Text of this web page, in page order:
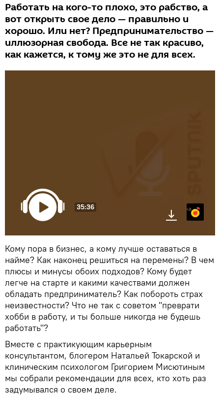
Работать на кого-то плохо, это рабство, а
вот открыть свое дело — правильно и
хорошо. Или нет? Предпринимательство —
иллюзорная свобода. Все не так красиво,
как кажется, к тому же это не для всех.
35:36 Яндекс.Музыка
Кому пора в бизнес, а кому лучше оставаться в
найме? Как наконец решиться на перемены? В чем
плюсы и минусы обоих подходов? Кому будет
легче на старте и какими качествами должен
обладать предприниматель? Как побороть страх
неизвестности? Что не так с советом "преврати
хобби в работу, и ты больше никогда не будешь
работать"?
Вместе с практикующим карьерным
консультантом, блогером Натальей Токарской и
клиническим психологом Григорием Мисютиным
мы собрали рекомендации для всех, кто хоть раз
задумывался о своем деле.